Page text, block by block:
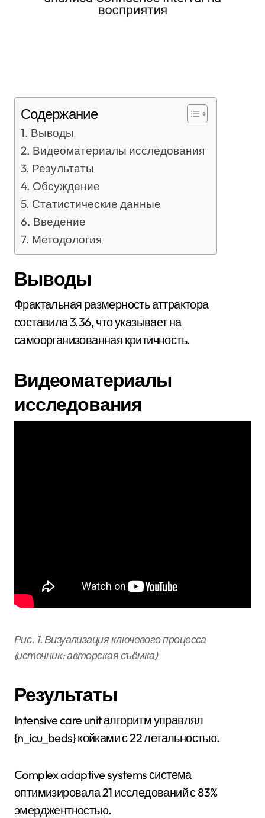
Содержание
Выводы
Видеоматериалы исследования
Результаты
Обсуждение
Статистические данные
Введение
Методология
Выводы
Фрактальная размерность аттрактора
составила 3.36, что указывает на
самоорганизованная критичность.
Видеоматериалы
исследования
Рис. 1. Визуализация ключевого процесса
(источник: авторская съёмка)
Результаты
Intensive care unit алгоритм управлял
{n_icu_beds} койками с 22 летальностью.
Complex adaptive systems система
оптимизировала 21 исследований с 83%
эмерджентностью.